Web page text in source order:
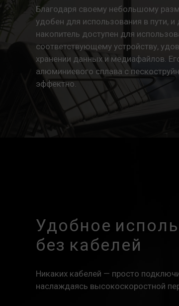
Благодаря своему небольшому
удобен для использования в пути,
накопитель доступен для
соответствующему устройству,
хранении данных и медиафайлов.
алюминиевого сплава с
эффектно.
Удобное
без кабелей
Никаких кабелей — просто
наслаждаясь высокоскоростной